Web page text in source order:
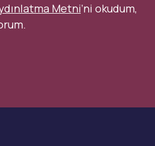
Metni’ni okudum,